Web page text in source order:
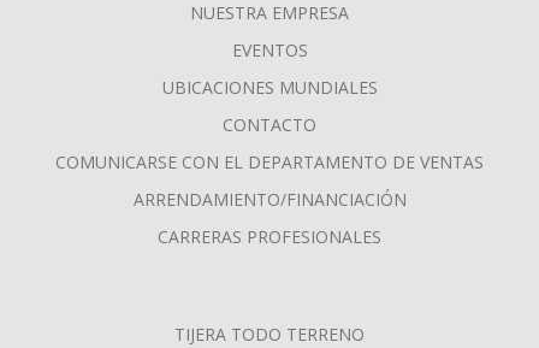
NUESTRA EMPRESA
EVENTOS
UBICACIONES MUNDIALES
CONTACTO
COMUNICARSE CON EL DEPARTAMENTO DE VENTAS
ARRENDAMIENTO/FINANCIACIÓN
CARRERAS PROFESIONALES
TIJERA TODO TERRENO